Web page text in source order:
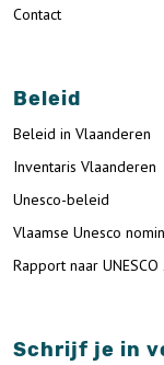
Contact
Beleid
Beleid in Vlaanderen
Inventaris Vlaanderen
Unesco-beleid
Vlaamse Unesco
Rapport naar
Schrijf je in